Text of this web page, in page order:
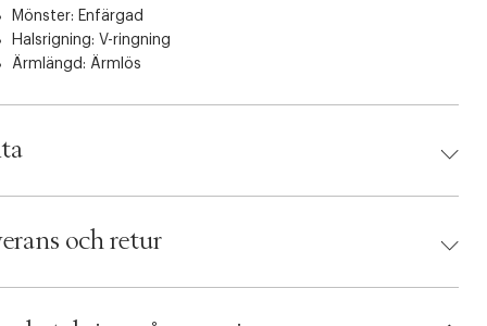
Mönster: Enfärgad
Halsrigning: V-ringning
Ärmlängd: Ärmlös
8447692012416och retur